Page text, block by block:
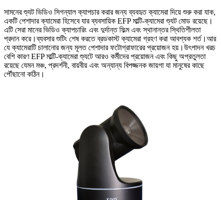
সামনের শ্যুট ভিডিও সিগন্যাল ক্যাপচার করার জন্য ব্যবহৃত ক্যামেরা দিয়ে শুরু করা যাক,
একটি পেশাদার ক্যামেরা হিসেবে যার ব্যবসায়িক EFP মাল্টি-ক্যামেরা শ্যুট মোড রয়েছে।
এটি সেরা মানের ভিডিও ক্যাপচারিং এবং দুর্দান্ত ফিল্ম এবং স্থানান্তর স্থিতিশীলতা
প্রদান করে।ব্যবসার শুটিং শেষ করতে ব্রডকাস্ট ক্যামেরা গ্রহণ করা আবশ্যক শর্ত।আর
যে ক্যামেরাটি চালানোর জন্য মূলত পেশাদার ফটোগ্রাফারের প্রয়োজন হয়।উৎপাদন খরচ
বেশি কারণ EFP মাল্টি-ক্যামেরা শ্যুটে আরও কর্মীদের প্রয়োজন এবং কিছু অপ্রতুলতা
রয়েছে যেমন মঞ্চ, প্রদর্শনী, বায়বীয় এবং অন্যান্য বিপজ্জনক জায়গা যা মানুষের কাছে
পৌঁছানো কঠিন।